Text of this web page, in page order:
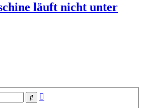
läuft nicht unter
Suche